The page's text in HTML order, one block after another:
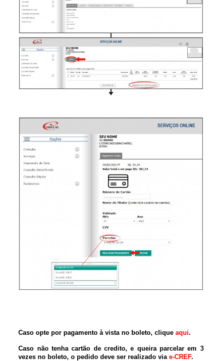
Caso opte por pagamento à vista no boleto, clique aqui.
Caso não tenha cartão de credito, e queira parcelar em 3
vezes no boleto, o pedido deve ser realizado viae-CREF.